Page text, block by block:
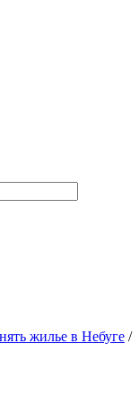
жилье в Небуге /